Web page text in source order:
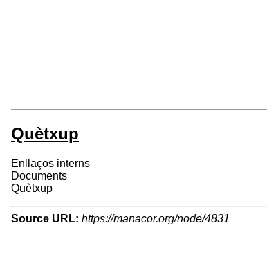
Quètxup
Enllaços interns
Documents
Quètxup
Source URL: https://manacor.org/node/4831